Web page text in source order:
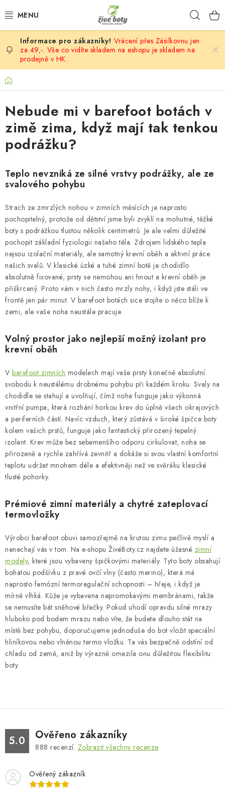
na
DĚTSKÉ
DÁMSKÉ
DOPLŇKY
VÝPRODEJ
PONOŽKOBOTY
NAPIŠTE NÁM
BOSOBOTY / BAREFOOTY
ZNAČKY
Kontakty a kamenná prodejna
Hodnocení obchodu
Obchodní podmínky
Vrácení přes Zásilkovnu jen
za 49,-. Vše co vidíte skladem na eshopu je skladem na
prodejně v HK.
Domů
Nebude mi v barefoot botách v
zimě zima, když mají tak tenkou
podrážku?
Teplo nevzniká ze silné vrstvy podrážky, ale ze
svalového pohybu
Strach ze zmrzlých nohou v zimních měsících je naprosto
pochopitelný, protože od dětství jsme byli zvyklí na mohutné, těžké
boty s podrážkou tlustou několik centimetrů. Je ale velmi důležité
pochopit základní fyziologii našeho těla. Zdrojem lidského tepla
nejsou izolační materiály, ale samotný krevní oběh a aktivní práce
našich svalů. V klasické úzké a tuhé zimní botě je chodidlo
absolutně fixované, prsty se nemohou ani hnout a krevní oběh je
přiškrcený. Proto vám v nich často mrzly nohy, i když jste stáli ve
frontě jen pár minut. V barefoot botách sice stojíte o něco blíže k
zemi, ale vaše noha neustále pracuje.
Volný prostor jako nejlepší možný izolant pro
krevní oběh
V barefoot zimních modelech mají vaše prsty konečně absolutní
svobodu k neustálému drobnému pohybu při každém kroku. Svaly na
chodidle se stahují a uvolňují, čímž noha funguje jako výkonná
vnitřní pumpa, která rozhání horkou krev do úplně všech okrajových
a periferních částí. Navíc vzduch, který zůstává v široké špičce boty
kolem vašich prstů, funguje jako fantastický přirozený tepelný
izolant. Krev může bez sebemenšího odporu cirkulovat, noha se
přirozeně a rychle zahřívá zevnitř a dokáže si svou vlastní komfortní
teplotu udržet mnohem déle a efektivněji než ve svěráku klasické
tlusté pohorky.
Prémiové zimní materiály a chytré zateplovací
termovložky
Výrobci barefoot obuvi samozřejmě na krutou zimu pečlivě myslí a
nenechají vás v tom. Na e-shopu ŽivéBoty.cz najdete úžasné zimní
modely, které jsou vybaveny špičkovými materiály. Tyto boty obsahují
bohatou podšívku z pravé ovčí vlny (často merino), která má
naprosto famózní termoregulační schopnosti – hřeje, i když je
mírně vlhká. Kůže je vybavena nepromokavými membránami, takže
se nemusíte bát sněhové břečky. Pokud uhodí opravdu silné mrazy
hluboko pod bodem mrazu nebo víte, že budete dlouho stát na
místě bez pohybu, doporučujeme jednoduše do bot vložit speciální
hliníkovou nebo vlněnou termo vložku. Ta vás bezpečně odstíní od
chladu od země, aniž by výrazně omezila onu důležitou flexibilitu
boty.
5.0 Ověřeno zákazníky
888 recenzí. Zobrazit všechny recenze
Ověřený zákazník